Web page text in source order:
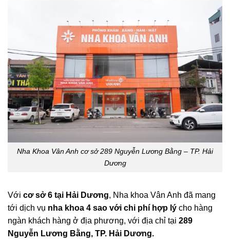
Nha Khoa Vân Anh cơ sở 289 Nguyễn Lương Bằng – TP. Hải
Dương
Với cơ sở 6 tại Hải Dương, Nha khoa Vân Anh đã mang
tới dịch vụ nha khoa 4 sao với chi phí hợp lý cho hàng
ngàn khách hàng ở địa phương, với địa chỉ tại 289
Nguyễn Lương Bằng, TP. Hải Dương.